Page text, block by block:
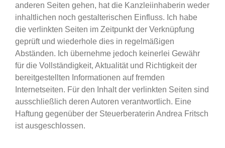
anderen Seiten gehen, hat die Kanzleiinhaberin weder
inhaltlichen noch gestalterischen Einfluss. Ich habe
die verlinkten Seiten im Zeitpunkt der Verknüpfung
geprüft und wiederhole dies in regelmäßigen
Abständen. Ich übernehme jedoch keinerlei Gewähr
für die Vollständigkeit, Aktualität und Richtigkeit der
bereitgestellten Informationen auf fremden
Internetseiten. Für den Inhalt der verlinkten Seiten sind
ausschließlich deren Autoren verantwortlich. Eine
Haftung gegenüber der Steuerberaterin Andrea Fritsch
ist ausgeschlossen.